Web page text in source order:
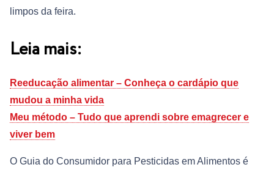
limpos da feira.
Leia mais:
Reeducação alimentar – Conheça o cardápio que
mudou a minha vida
Meu método – Tudo que aprendi sobre emagrecer e
viver bem
O Guia do Consumidor para Pesticidas em Alimentos é